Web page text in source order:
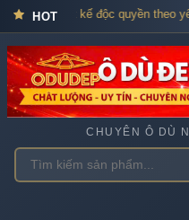
HOT
– Thiết kế độc quyền theo
CHUYÊN Ô DÙ